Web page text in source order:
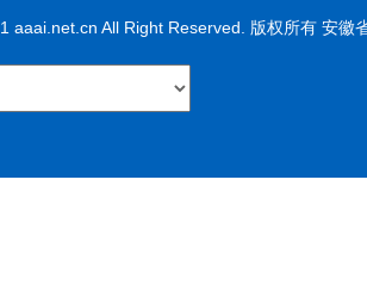
aaai.net.cn All Right Reserved. 版权所有 安徽